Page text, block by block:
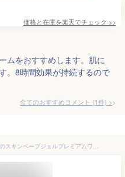
価格と在庫を楽天でチェック >>
ムをおすすめします。肌に
。8時間効果が持続するので
全てのおすすめコメント (1件) >
＼レビュー特典有／フマキラー 天使のスキンベープジェルプレミアムワンワンとうーたん [単品内容量/50g]×1個 | フマキラー スキンベープ 虫除け ジェル プレミアム 子供用 アルコールフリー 8時間持続 虫よけクリーム 無着色 防虫剤 簡単塗布 屋外使用